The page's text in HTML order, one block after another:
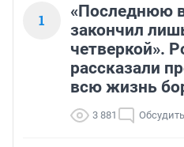
1
«Последнюю
закончил
четверкой».
рассказали
всю жизнь
3 881 Обсудить